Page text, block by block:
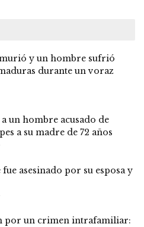
y un hombre sufrió
durante un voraz
un hombre acusado de
a su madre de 72 años
asesinado por su esposa y
por un crimen intrafamiliar: